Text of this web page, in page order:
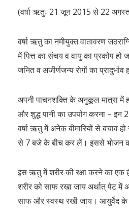
(वर्षा ऋतुः 21 जून 2015 से 22
वर्षा ऋतु का नमीयुक्त वातावरण
में पित्त का संचय व वायु का प्रकोप हो
जनित व अजीर्णजन्य रोगों का प्रादुर्भाव
अपनी पाचनशक्ति के अनुकूल मात्रा में
और शुद्ध पानी का उपयोग करना – इन
वर्षा ऋतु में अनेक बीमारियों से बचाव
से 7 बजे के बीच कर लें। इससे भोजन का
इस ऋतु में शरीर की रक्षा करने का
शरीर को साफ रखा जाय अर्थात् पेट में
साफ और स्वस्थ रखी जाय। आयुर्वेद